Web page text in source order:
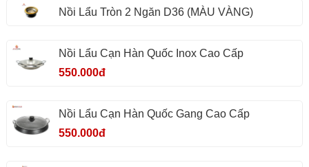
Nồi Lẩu Tròn 2 Ngăn D36 (MÀU VÀNG)
Nồi Lẩu Cạn Hàn Quốc Inox Cao Cấp
550.000đ
Nồi Lẩu Cạn Hàn Quốc Gang Cao Cấp
550.000đ